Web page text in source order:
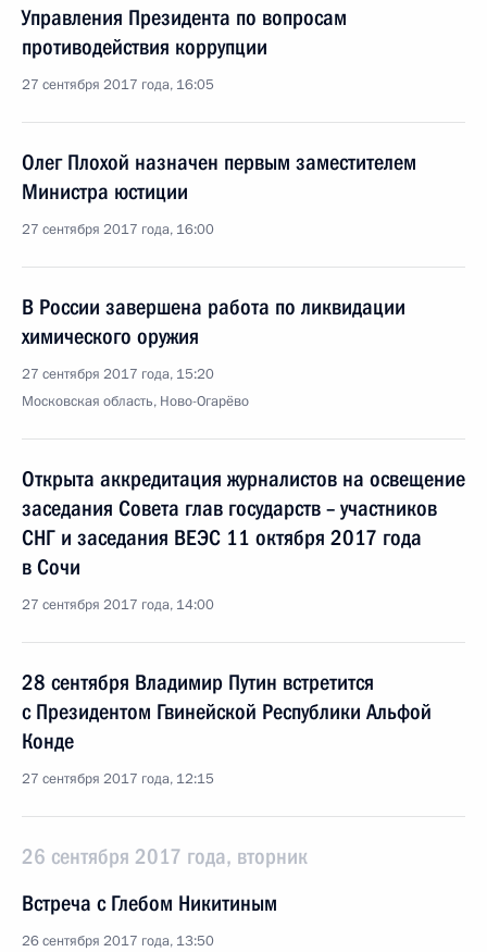
Управления Президента по вопросам
противодействия коррупции
27 сентября 2017 года, 16:05
Олег Плохой назначен первым заместителем
Министра юстиции
27 сентября 2017 года, 16:00
В России завершена работа по ликвидации
химического оружия
27 сентября 2017 года, 15:20
Московская область, Ново-Огарёво
Открыта аккредитация журналистов на освещение
заседания Совета глав государств – участников
СНГ и заседания ВЕЭС 11 октября 2017 года
в Сочи
27 сентября 2017 года, 14:00
28 сентября Владимир Путин встретится
с Президентом Гвинейской Республики Альфой
Конде
27 сентября 2017 года, 12:15
26 сентября 2017 года, вторник
Встреча с Глебом Никитиным
26 сентября 2017 года, 13:50